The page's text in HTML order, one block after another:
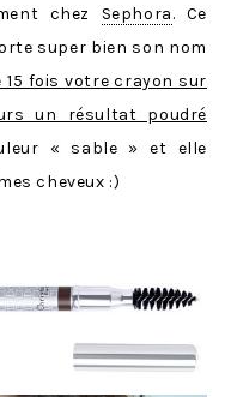
chez Sephora. Ce
super bien son nom
15 fois votre crayon sur
un résultat poudré
« sable » et elle
cheveux :)